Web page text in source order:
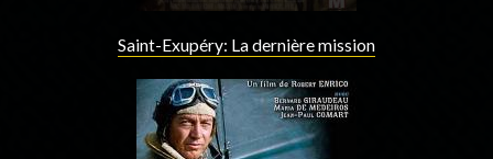
Saint-Exupéry: La dernière mission